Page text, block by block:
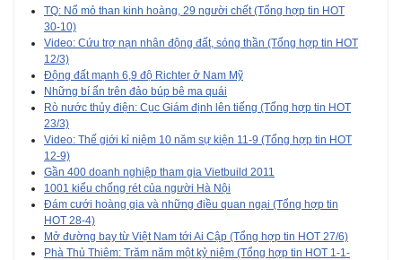
TQ: Nổ mỏ than kinh hoàng, 29 người chết (Tổng hợp tin HOT
30-10)
Video: Cứu trợ nạn nhân động đất, sóng thần (Tổng hợp tin HOT
12/3)
Động đất mạnh 6,9 độ Richter ở Nam Mỹ
Những bí ẩn trên đảo búp bê ma quái
Rò nước thủy điện: Cục Giám định lên tiếng (Tổng hợp tin HOT
23/3)
Video: Thế giới kỉ niệm 10 năm sự kiện 11-9 (Tổng hợp tin HOT
12-9)
Gần 400 doanh nghiệp tham gia Vietbuild 2011
1001 kiểu chống rét của người Hà Nội
Đám cưới hoàng gia và những điều quan ngại (Tổng hợp tin
HOT 28-4)
Mở đường bay từ Việt Nam tới Ai Cập (Tổng hợp tin HOT 27/6)
Phà Thủ Thiêm: Trăm năm một kỷ niệm (Tổng hợp tin HOT 1-1-